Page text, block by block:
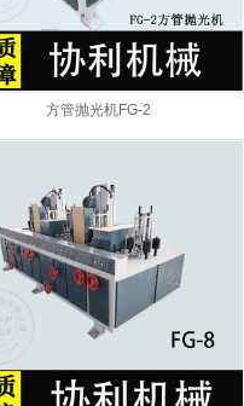
方管抛光机FG-2